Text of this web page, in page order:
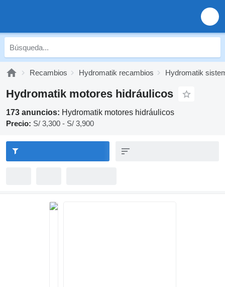
Recambios Hydromatik recambios Hydromatik
Hydromatik motores hidráulicos
173 anuncios: Hydromatik motores hidráulicos
Precio: S/ 3,300 - S/ 3,900